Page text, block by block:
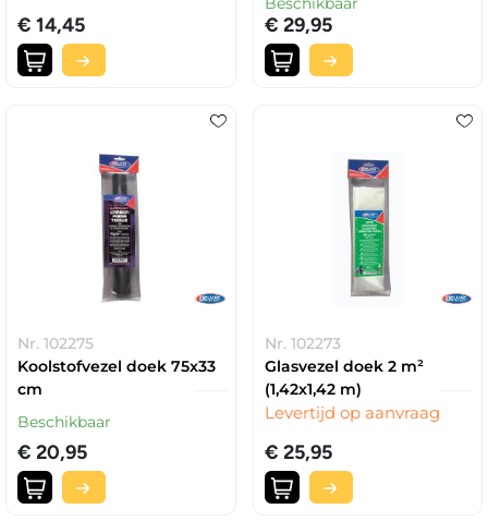
€ 14,45 € 29,95
Nr. 102275
Koolstofvezel doek 75x33
cm
Beschikbaar
€ 20,95
Nr. 102273
Glasvezel doek 2 m²
(1,42x1,42 m)
Levertijd op aanvraag
€ 25,95